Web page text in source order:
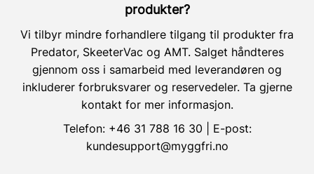
produkter?
Vi tilbyr mindre forhandlere tilgang til produkter fra
Predator, SkeeterVac og AMT. Salget håndteres
gjennom oss i samarbeid med leverandøren og
inkluderer forbruksvarer og reservedeler. Ta gjerne
kontakt for mer informasjon.
Telefon: +46 31 788 16 30 | E-post:
kundesupport@myggfri.no